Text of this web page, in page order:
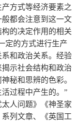
方式等经济要素之
都会注意到这一文
的决定作用的相关
定的方式进行生产
和政治关系。经验
示社会结构和政治
秘和思辨的色彩。
过程中产生的。”
人问题》《神圣家
列文章、《英国工